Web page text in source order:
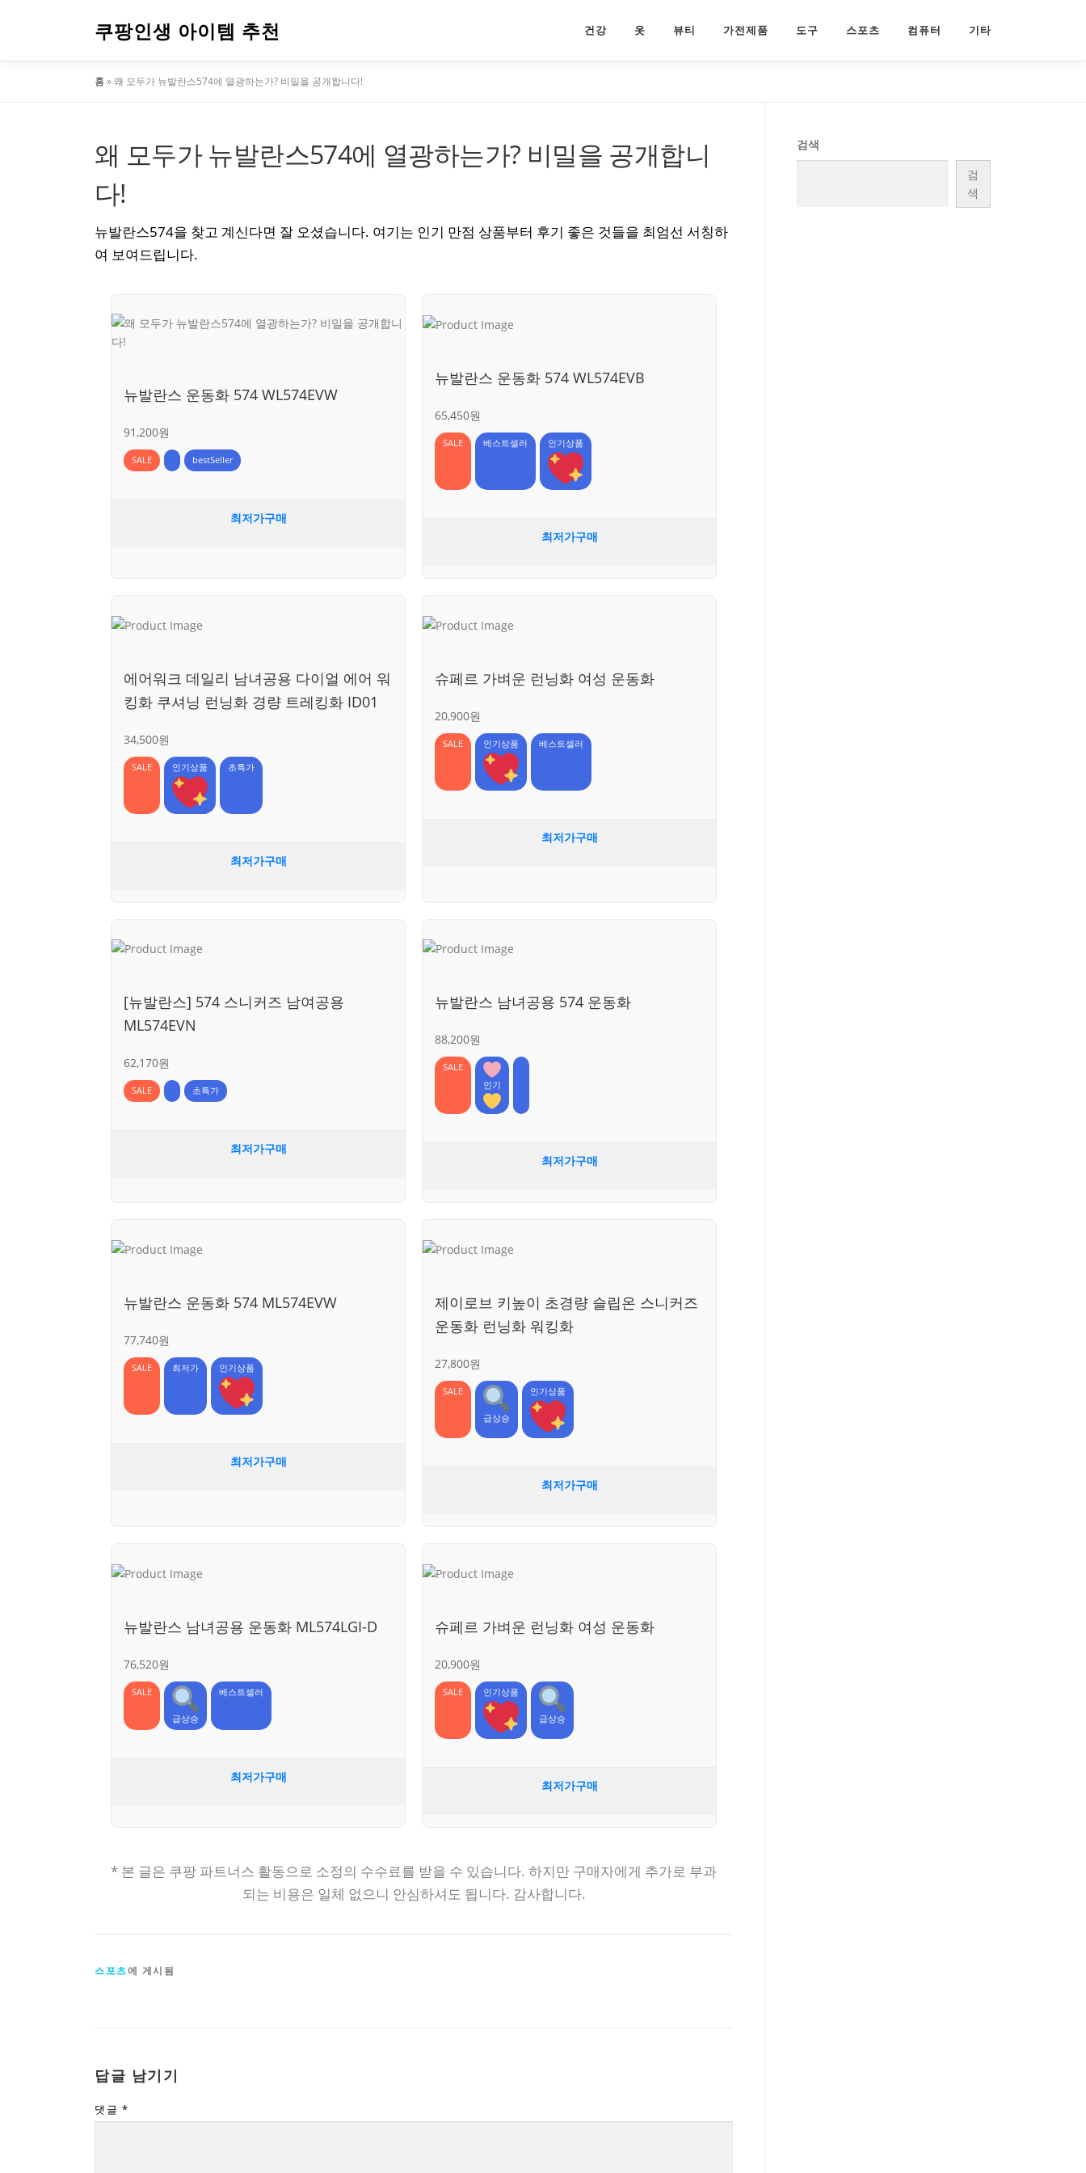
로
쿠팡인생 아이템 추천 건강 옷 뷰티 가전제품 도구 스포츠 컴퓨터 기타
홈»왜 모두가 뉴발란스574에 열광하는가? 비밀을 공개합니다!
왜 모두가 뉴발란스574에 열광하는가? 비밀을 공개합니
다!
뉴발란스574을 찾고 계신다면 잘 오셨습니다. 여기는 인기 만점 상품부터 후기 좋은 것들을 최엄선 서칭하
여 보여드립니다.
뉴발란스 운동화 574 WL574EVW
91,200원
SALE bestSeller
최저가구매
뉴발란스 운동화 574 WL574EVB
65,450원
SALE 베스트셀러 인기상품
최저가구매
에어워크 데일리 남녀공용 다이얼 에어 워
킹화 쿠셔닝 런닝화 경량 트레킹화 ID01
34,500원
SALE 인기상품 초특가
최저가구매
슈페르 가벼운 런닝화 여성 운동화
20,900원
SALE 인기상품 베스트셀러
최저가구매
[뉴발란스] 574 스니커즈 남여공용
ML574EVN
62,170원
SALE 초특가
최저가구매
뉴발란스 남녀공용 574 운동화
88,200원
SALE
인기
최저가구매
뉴발란스 운동화 574 ML574EVW
77,740원
SALE 최저가 인기상품
최저가구매
제이로브 키높이 초경량 슬립온 스니커즈
운동화 런닝화 워킹화
27,800원
SALE
급상승
인기상품
최저가구매
뉴발란스 남녀공용 운동화 ML574LGI-D
76,520원
SALE
급상승
베스트셀러
최저가구매
슈페르 가벼운 런닝화 여성 운동화
20,900원
SALE 인기상품
급상승
최저가구매
* 본 글은 쿠팡 파트너스 활동으로 소정의 수수료를 받을 수 있습니다. 하지만 구매자에게 추가로 부과
되는 비용은 일체 없으니 안심하셔도 됩니다. 감사합니다.
스포츠에 게시됨
답글 남기기
댓글 *
검색
검
색